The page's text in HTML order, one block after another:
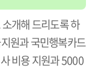
개해 드리도록 하
원과 국민행복카드
비용 지원과 5000